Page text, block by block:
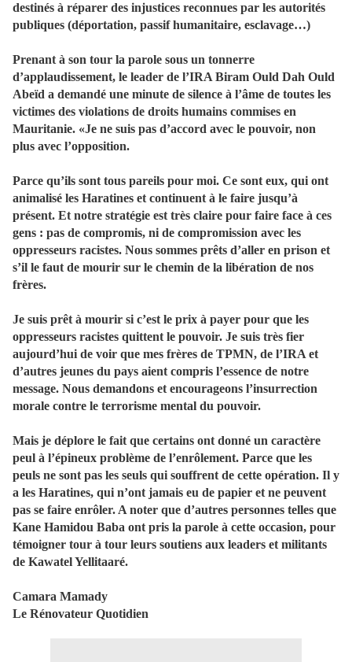
destinés à réparer des injustices reconnues par les autorités
publiques (déportation, passif humanitaire, esclavage…)
Prenant à son tour la parole sous un tonnerre
d’applaudissement, le leader de l’IRA Biram Ould Dah Ould
Abeïd a demandé une minute de silence à l’âme de toutes les
victimes des violations de droits humains commises en
Mauritanie. «Je ne suis pas d’accord avec le pouvoir, non
plus avec l’opposition.
Parce qu’ils sont tous pareils pour moi. Ce sont eux, qui ont
animalisé les Haratines et continuent à le faire jusqu’à
présent. Et notre stratégie est très claire pour faire face à ces
gens : pas de compromis, ni de compromission avec les
oppresseurs racistes. Nous sommes prêts d’aller en prison et
s’il le faut de mourir sur le chemin de la libération de nos
frères.
Je suis prêt à mourir si c’est le prix à payer pour que les
oppresseurs racistes quittent le pouvoir. Je suis très fier
aujourd’hui de voir que mes frères de TPMN, de l’IRA et
d’autres jeunes du pays aient compris l’essence de notre
message. Nous demandons et encourageons l’insurrection
morale contre le terrorisme mental du pouvoir.
Mais je déplore le fait que certains ont donné un caractère
peul à l’épineux problème de l’enrôlement. Parce que les
peuls ne sont pas les seuls qui souffrent de cette opération. Il y
a les Haratines, qui n’ont jamais eu de papier et ne peuvent
pas se faire enrôler. A noter que d’autres personnes telles que
Kane Hamidou Baba ont pris la parole à cette occasion, pour
témoigner tour à tour leurs soutiens aux leaders et militants
de Kawatel Yellitaaré.
Camara Mamady
Le Rénovateur Quotidien